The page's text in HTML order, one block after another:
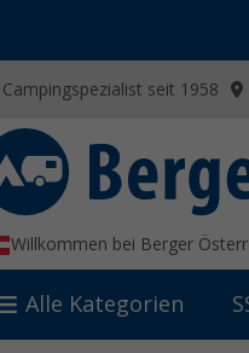
Campingspezialist seit 1958
Willkommen bei Berger
Alle Kategorien